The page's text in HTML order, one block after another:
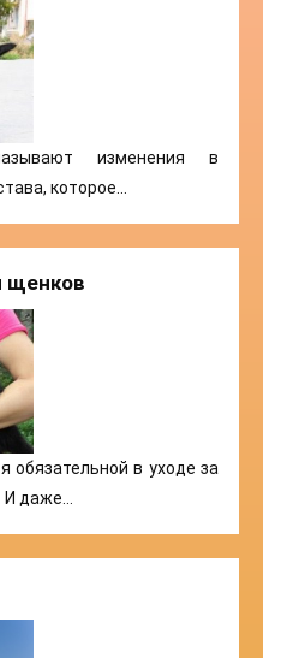
изменения в
которое…
щенков
обязательной в уходе за
даже…